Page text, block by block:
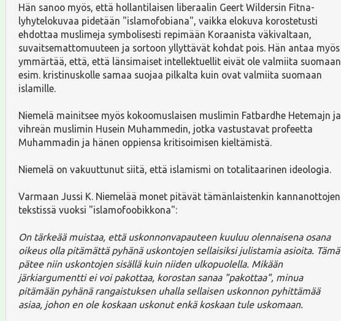
Hän sanoo myös, että hollantilaisen liberaalin Geert Wildersin Fitna-
lyhytelokuvaa pidetään "islamofobiana", vaikka elokuva korostetusti
ehdottaa muslimeja symbolisesti repimään Koraanista väkivaltaan,
suvaitsemattomuuteen ja sortoon yllyttävät kohdat pois. Hän antaa myös
ymmärtää, että, että länsimaiset intellektuellit eivät ole valmiita suomaan
esim. kristinuskolle samaa suojaa pilkalta kuin ovat valmiita suomaan
islamille.
Niemelä mainitsee myös kokoomuslaisen muslimin Fatbardhe Hetemajn ja
vihreän muslimin Husein Muhammedin, jotka vastustavat profeetta
Muhammadin ja hänen oppiensa kritisoimisen kieltämistä.
Niemelä on vakuuttunut siitä, että islamismi on totalitaarinen ideologia.
Varmaan Jussi K. Niemelää monet pitävät tämänlaistenkin kannanottojen
tekstissä vuoksi "islamofoobikkona":
On tärkeää muistaa, että uskonnonvapauteen kuuluu olennaisena osana
oikeus olla pitämättä pyhänä uskontojen sellaisiksi julistamia asioita. Tämä
pätee niin uskontojen sisällä kuin niiden ulkopuolella. Mikään
järkiargumentti ei voi pakottaa, korostan sanaa "pakottaa", minua
pitämään pyhänä rangaistuksen uhalla sellaisen uskonnon pyhittämää
asiaa, johon en ole koskaan uskonut enkä koskaan tule uskomaan.